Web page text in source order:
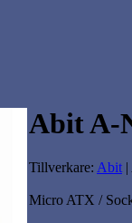
Abit A-
Tillverkare: Abit
Micro ATX /